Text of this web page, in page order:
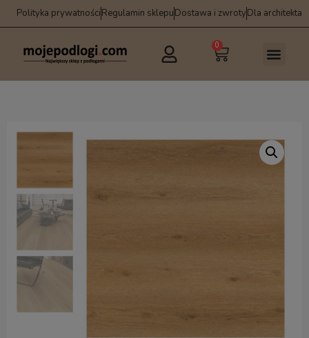
Polityka prywatnościRegulamin sklepuDostawa i zwrotyDla architekta
0